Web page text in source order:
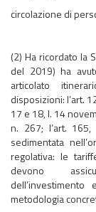
circolazione di
(2) Ha ricordato la
del 2019) ha
articolato
disposizioni: l’art.
17 e 18, l. 14
n. 267; l’art.
sedimentata
regolativa: le
devono
metodologia